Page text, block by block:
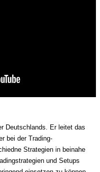
Deutschlands. Er leitet das
bei der Trading-
Strategien in beinahe
und Setups